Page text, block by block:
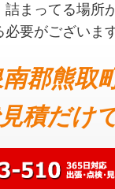
詰まってる場所
要がございます
郡熊取
積だけ